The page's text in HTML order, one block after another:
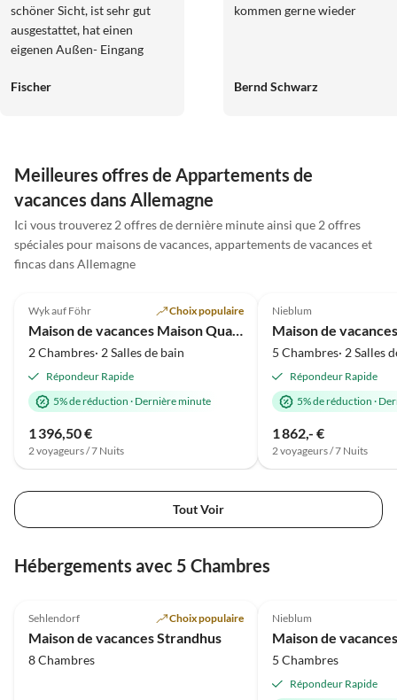
schöner Sicht, ist sehr gut
ausgestattet, hat einen
eigenen Außen- Eingang
und eine Terrasse mit Zugang
Ausflugsmöglichkeiten.
Vielen Dank für die schöne
Zeit, wir kommen gern
wieder.
Fischer
kommen gerne wieder
Bernd Schwarz
Meilleures offres de Appartements de
vacances dans Allemagne
Ici vous trouverez 2 offres de dernière minute ainsi que 2 offres
spéciales pour maisons de vacances, appartements de vacances et
fincas dans Allemagne
Wyk auf Föhr Choix populaire
2 Chambres· 2 Salles de bain
Répondeur Rapide
5% de réduction · Dernière minute
1 396,50 €
2 voyageurs / 7 Nuits
Nieblum
5 Chambres· 2 Salles
Répondeur Rapide
5% de réduction ·
1 862,- €
2 voyageurs / 7 Nuits
Tout Voir
Hébergements avec 5 Chambres
Sehlendorf Choix populaire
Maison de vacances Strandhus
8 Chambres
Nieblum
5 Chambres
Répondeur Rapide